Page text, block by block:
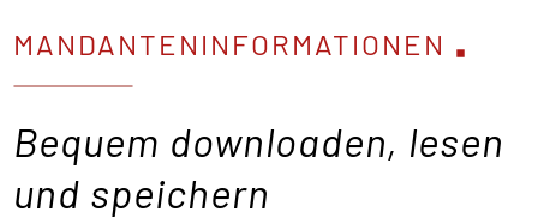
MANDANTENINFORMATIONEN
Bequem downloaden, lesen
und speichern